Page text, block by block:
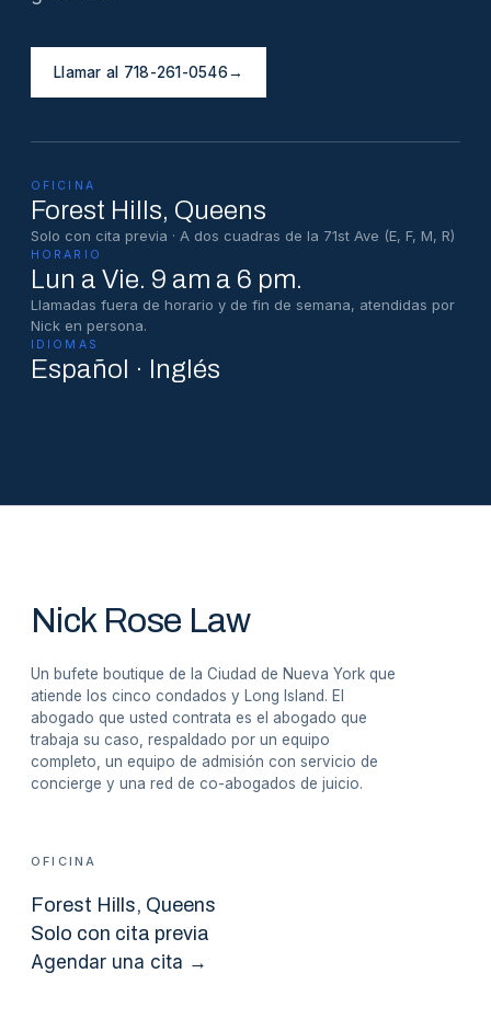
Llamar al 718-261-0546→
OFICINA
Forest Hills, Queens
Solo con cita previa · A dos cuadras de la 71st Ave (E, F, M, R)
HORARIO
Lun a Vie. 9 am a 6 pm.
Llamadas fuera de horario y de fin de semana, atendidas por
Nick en persona.
IDIOMAS
Español · Inglés
Nick Rose Law
Un bufete boutique de la Ciudad de Nueva York que
atiende los cinco condados y Long Island. El
abogado que usted contrata es el abogado que
trabaja su caso, respaldado por un equipo
completo, un equipo de admisión con servicio de
concierge y una red de co-abogados de juicio.
OFICINA
Forest Hills, Queens
Solo con cita previa
Agendar una cita →